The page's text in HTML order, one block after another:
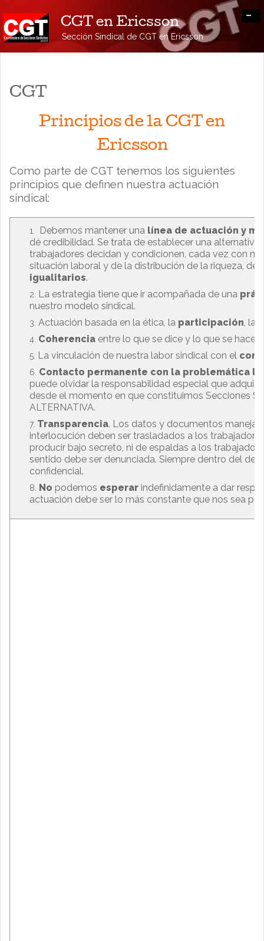
CGT en Ericsson
Sección Sindical de CGT en Ericsson
-
CGT
Principios de la CGT en
Ericsson
Como parte de CGT tenemos los siguientes
principios que definen nuestra actuación
sindical:
Debemos mantener una línea de actuación y
dé credibilidad. Se trata de establecer una
trabajadores decidan y condicionen, cada vez con
situación laboral y de la distribución de la riqueza,
igualitarios.
La estrategia tiene que ir acompañada de una
nuestro modelo sindical.
Actuación basada en la ética, la participación, la
Coherencia entre lo que se dice y lo que se hace.
La vinculación de nuestra labor sindical con el
Contacto permanente con la problemática
puede olvidar la responsabilidad especial que
desde el momento en que constituimos Secciones
ALTERNATIVA.
Transparencia. Los datos y documentos
interlocución deben ser trasladados a los
producir bajo secreto, ni de espaldas a los
sentido debe ser denunciada. Siempre dentro del
confidencial.
No podemos esperar indefinidamente a dar
actuación debe ser lo más constante que nos sea